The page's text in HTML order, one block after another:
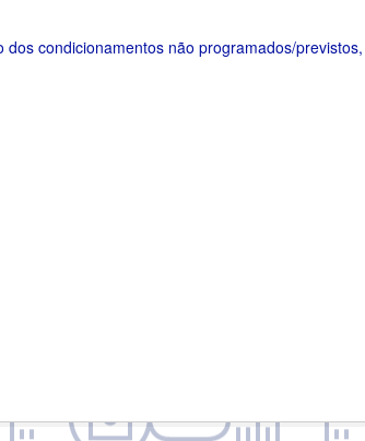
condicionamentos não programados/